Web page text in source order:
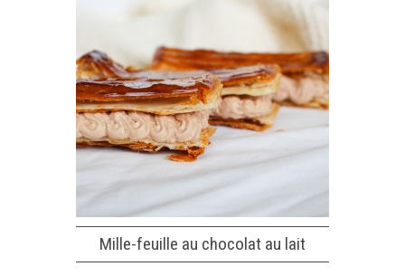
Mille-feuille au chocolat au lait